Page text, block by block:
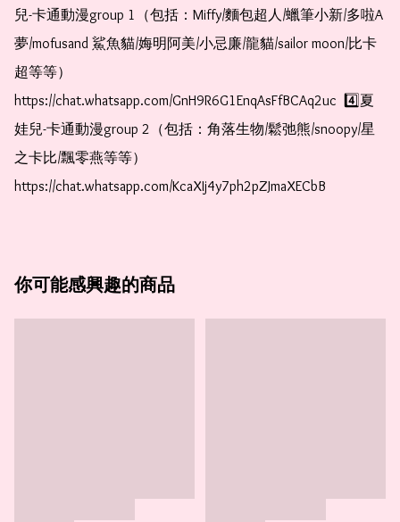
兒-卡通動漫group 1（包括：Miffy/麵包超人/蠟筆小新/多啦A
夢/mofusand 鯊魚貓/娒明阿美/小忌廉/龍貓/sailor moon/比卡
超等等）
https://chat.whatsapp.com/GnH9R6G1EnqAsFfBCAq2uc  4️⃣夏
娃兒-卡通動漫group 2（包括：角落生物/鬆弛熊/snoopy/星
之卡比/飄零燕等等）
https://chat.whatsapp.com/KcaXIj4y7ph2pZJmaXECbB
你可能感興趣的商品